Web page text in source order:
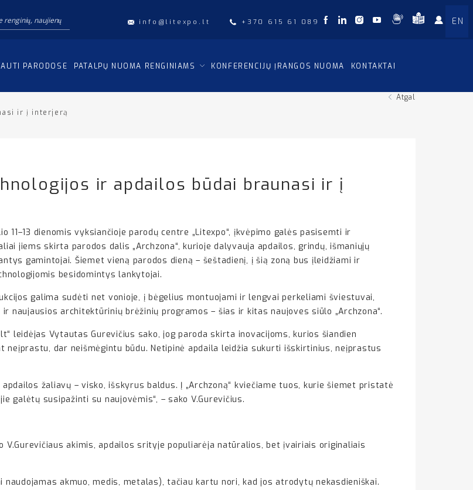
info@litexpo.lt +370 615 61 089 EN
PARODOSE PATALPŲ NUOMA RENGINIAMS KONFERENCIJŲ ĮRANGOS NUOMA KONTAKTAI
ir į interjerą
Atgal
ir apdailos būdai braunasi ir į
11–13 dienomis vyksiančioje parodų centre „Litexpo“, įkvėpimo galės pasisemti ir
jiems skirta parodos dalis „Archzona“, kurioje dalyvauja apdailos, grindų, išmaniųjų
gamintojai. Šiemet vieną parodos dieną – šeštadienį, į šią zoną bus įleidžiami ir
besidomintys lankytojai.
galima sudėti net vonioje, į bėgelius montuojami ir lengvai perkeliami šviestuvai,
naujausios architektūrinių brėžinių programos – šias ir kitas naujoves siūlo „Archzona“.
leidėjas Vytautas Gurevičius sako, jog paroda skirta inovacijoms, kurios šiandien
neįprastu, dar neišmėgintu būdu. Netipinė apdaila leidžia sukurti išskirtinius, neįprastus
žaliavų – visko, išskyrus baldus. Į „Archzoną“ kviečiame tuos, kurie šiemet pristatė
susipažinti su naujovėmis“, – sako V.Gurevičius.
akimis, apdailos srityje populiarėja natūralios, bet įvairiais originaliais
akmuo, medis, metalas), tačiau kartu nori, kad jos atrodytų nekasdieniškai.